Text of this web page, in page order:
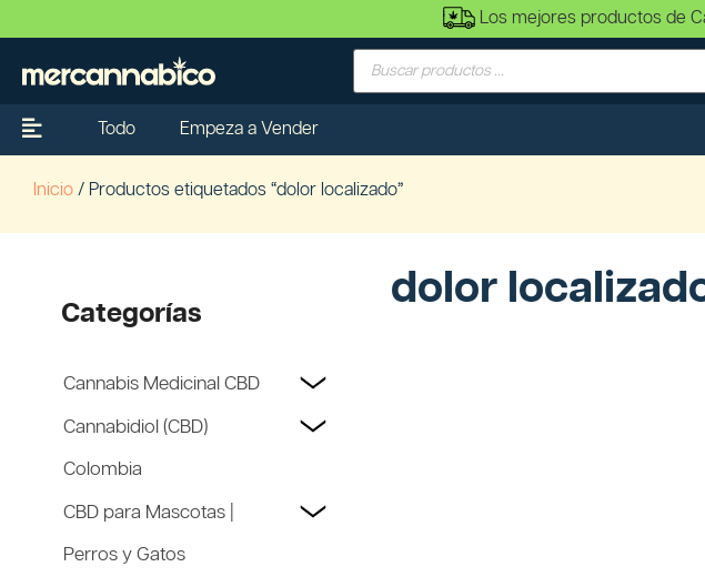
Los mejores productos de
Todo Empeza a Vender
Inicio / Productos etiquetados “dolor localizado”
Categorías
Cannabis Medicinal CBD
Cannabidiol (CBD)
Colombia
CBD para Mascotas |
Perros y Gatos
dolor